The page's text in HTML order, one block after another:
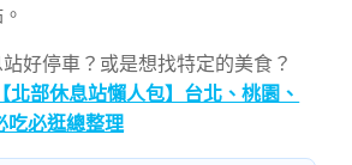
好停車？或是想找特定的美食？
【北部休息站懶人包】台北、桃園、
吃必逛總整理